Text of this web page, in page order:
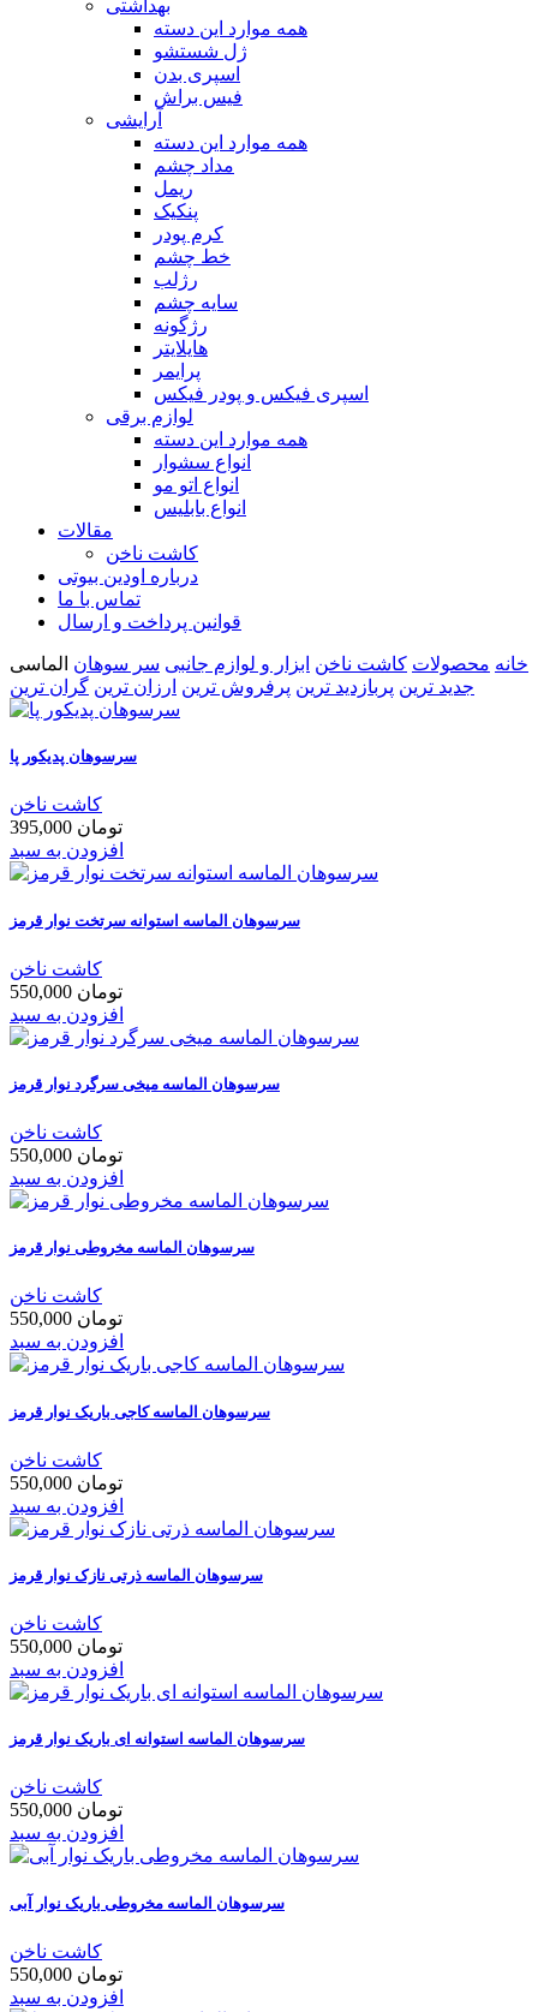
بهداشتی
همه موارد این دسته
ژل شستشو
اسپری بدن
فیس براش
آرایشی
همه موارد این دسته
مداد چشم
ریمل
پنکیک
کرم پودر
خط چشم
رژلب
سایه چشم
رژگونه
هایلایتر
پرایمر
اسپری فیکس و پودر فیکس
لوازم برقی
همه موارد این دسته
انواع سشوار
انواع اتو مو
انواع بابلیس
مقالات
کاشت ناخن
درباره اودین بیوتی
تماس با ما
قوانین پرداخت و ارسال
خانه محصولات کاشت ناخن ابزار و لوازم جانبی سر سوهان الماسی
جدید ترین پربازدید ترین پرفروش ترین ارزان ترین گران ترین
سرسوهان پدیکور پا
کاشت ناخن
395,000 تومان
افزودن به سبد
سرسوهان الماسه استوانه سرتخت نوار قرمز
کاشت ناخن
550,000 تومان
افزودن به سبد
سرسوهان الماسه میخی سرگرد نوار قرمز
کاشت ناخن
550,000 تومان
افزودن به سبد
سرسوهان الماسه مخروطی نوار قرمز
کاشت ناخن
550,000 تومان
افزودن به سبد
سرسوهان الماسه کاجی باریک نوار قرمز
کاشت ناخن
550,000 تومان
افزودن به سبد
سرسوهان الماسه ذرتی نازک نوار قرمز
کاشت ناخن
550,000 تومان
افزودن به سبد
سرسوهان الماسه استوانه ای باریک نوار قرمز
کاشت ناخن
550,000 تومان
افزودن به سبد
سرسوهان الماسه مخروطی باریک نوار آبی
کاشت ناخن
550,000 تومان
افزودن به سبد